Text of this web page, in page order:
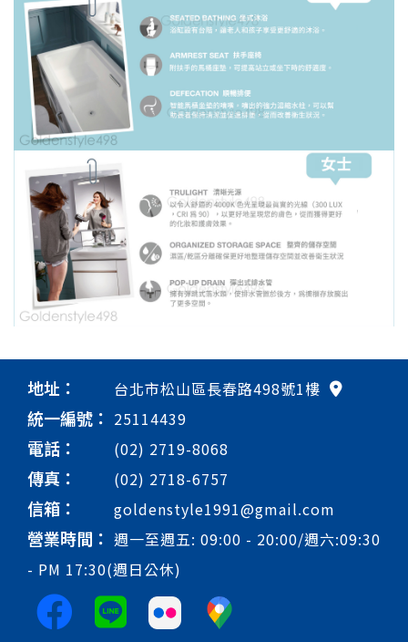
地址： 台北市松山區長春路498號1樓
統一編號： 25114439
電話： (02) 2719-8068
傳真： (02) 2718-6757
信箱： goldenstyle1991@gmail.com
營業時間： 週一至週五: 09:00 - 20:00/週六:09:30
- PM 17:30(週日公休)